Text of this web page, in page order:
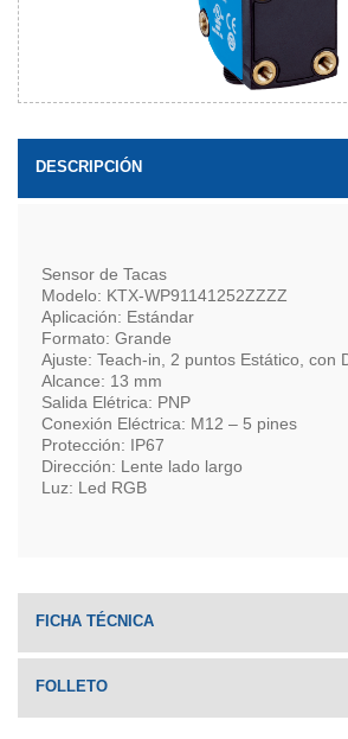
DESCRIPCIÓN
Sensor de Tacas
Modelo: KTX-WP91141252ZZZZ
Aplicación: Estándar
Formato: Grande
Ajuste: Teach-in, 2 puntos Estático, con
Alcance: 13 mm
Salida Elétrica: PNP
Conexión Eléctrica: M12 – 5 pines
Protección: IP67
Dirección: Lente lado largo
Luz: Led RGB
FICHA TÉCNICA
FOLLETO